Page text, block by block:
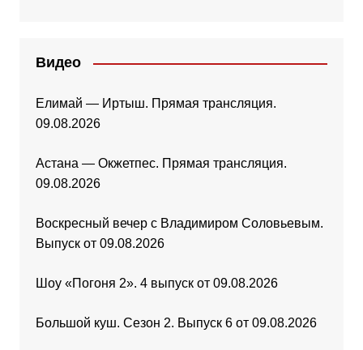
Видео
Елимай — Иртыш. Прямая трансляция.
09.08.2026
Астана — Окжетпес. Прямая трансляция.
09.08.2026
Воскресный вечер с Владимиром Соловьевым.
Выпуск от 09.08.2026
Шоу «Погоня 2». 4 выпуск от 09.08.2026
Большой куш. Сезон 2. Выпуск 6 от 09.08.2026